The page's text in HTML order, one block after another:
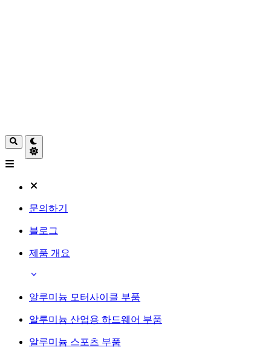
문의하기
블로그
제품 개요
알루미늄 모터사이클 부품
알루미늄 산업용 하드웨어 부품
알루미늄 스포츠 부품